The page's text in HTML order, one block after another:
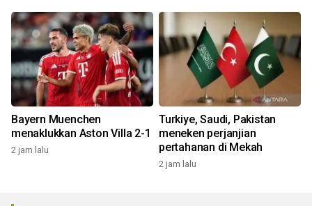
Bayern Muenchen
menaklukkan Aston Villa 2-1
2 jam lalu
Turkiye, Saudi, Pakistan
meneken perjanjian
pertahanan di Mekah
2 jam lalu